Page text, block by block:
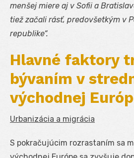
menšej miere aj v Sofii a
tiež začali rásť, predovšetkým v
republike“.
Hlavné faktory
bývaním v
východnej
Urbanizácia a migrácia
S pokračujúcim rozrastaním sa